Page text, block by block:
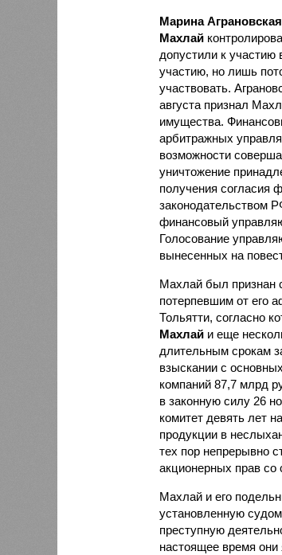
Марина Аграновская
Махлай
допустили к участию
участию, но лишь
участвовать.
августа признал
имущества.
арбитражных
возможности
уничтожение
получения согласия
законодательством
финансовый
Голосование
вынесенных на
Махлай был признан
потерпевшим от его
Тольятти, согласно
Махлайи еще
длительным срокам
взыскании с
компаний 87,7 млрд
в законную силу 26
комитет девять лет
продукции в
тех пор непрерывно
акционерных прав со
Махлай и его
установленную
преступную
настоящее время